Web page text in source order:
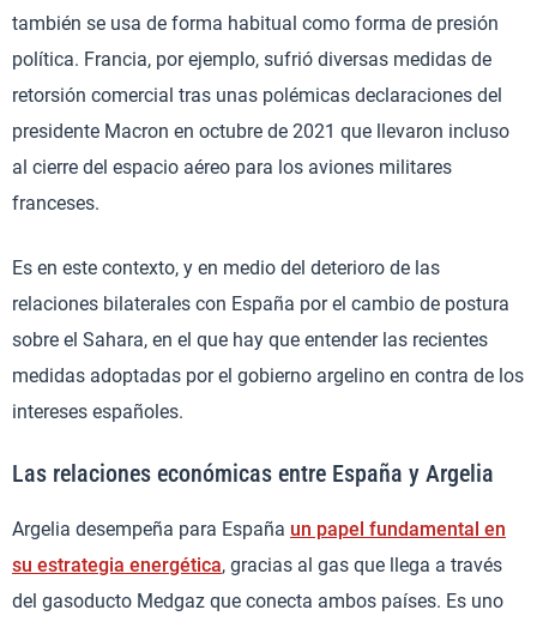
también se usa de forma habitual como forma de presión
política. Francia, por ejemplo, sufrió diversas medidas de
retorsión comercial tras unas polémicas declaraciones del
presidente Macron en octubre de 2021 que llevaron incluso
al cierre del espacio aéreo para los aviones militares
franceses.
Es en este contexto, y en medio del deterioro de las
relaciones bilaterales con España por el cambio de postura
sobre el Sahara, en el que hay que entender las recientes
medidas adoptadas por el gobierno argelino en contra de los
intereses españoles.
Las relaciones económicas entre España y Argelia
Argelia desempeña para España un papel fundamental en
su estrategia energética, gracias al gas que llega a través
del gasoducto Medgaz que conecta ambos países. Es uno